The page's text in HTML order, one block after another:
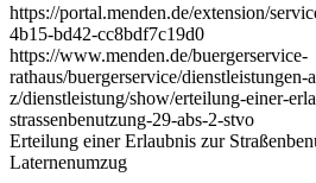
https://portal.menden.de/extension/
4b15-bd42-cc8bdf7c19d0
https://www.menden.de/buergerservice-
rathaus/buergerservice/dienstleistungen-
z/dienstleistung/show/erteilung-einer-
strassenbenutzung-29-abs-2-stvo
Erteilung einer Erlaubnis zur
Laternenumzug